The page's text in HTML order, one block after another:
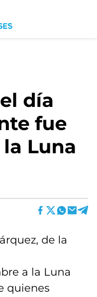
día
fue
Luna
de la
a la Luna
quienes